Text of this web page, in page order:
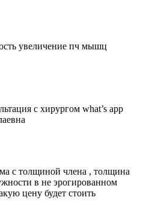
увеличение пч мышц
с хирургом what’s app
с толщиной члена , толщина
в не эрогированном
цену будет стоить